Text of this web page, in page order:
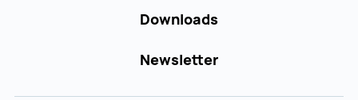
Downloads
Newsletter